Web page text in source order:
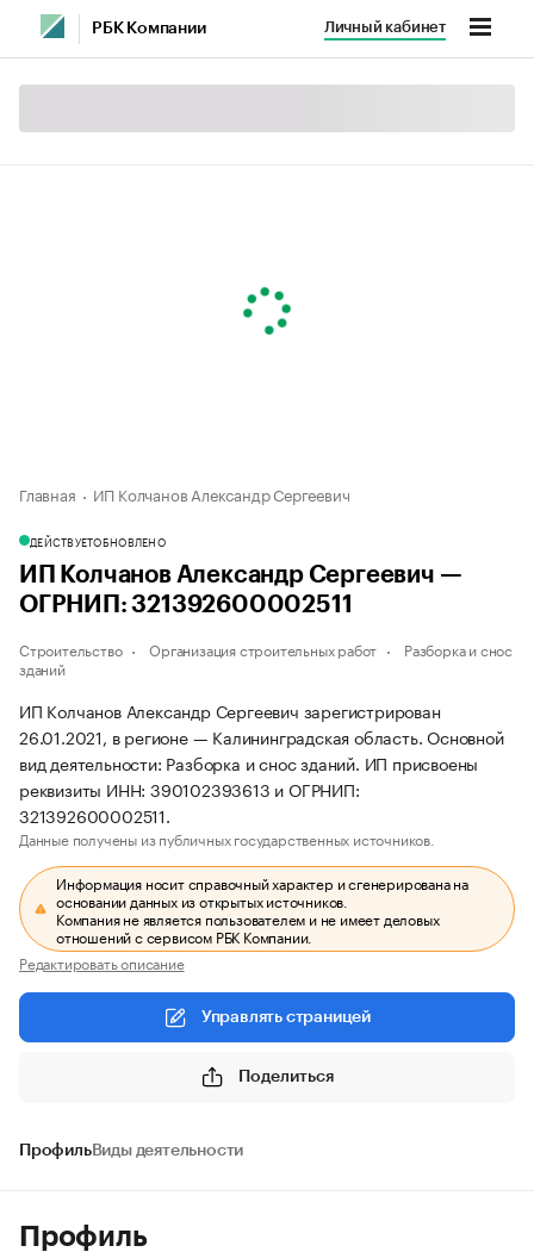
РБК Компании Личный кабинет
Главная ИП Колчанов Александр Сергеевич
ДЕЙСТВУЕТОБНОВЛЕНО
ИП Колчанов Александр Сергеевич —
ОГРНИП: 321392600002511
Строительство Организация строительных работ
Разборка и снос
зданий
ИП Колчанов Александр Сергеевич зарегистрирован
26.01.2021, в регионе — Калининградская область. Основной
вид деятельности: Разборка и снос зданий. ИП присвоены
реквизиты ИНН: 390102393613 и ОГРНИП:
321392600002511.
Данные получены из публичных государственных источников.
Информация носит справочный характер и сгенерирована на
основании данных из открытых источников.
Компания не является пользователем и не имеет деловых
отношений с сервисом РБК Компании.
Редактировать описание
Управлять страницей
Поделиться
ПрофильВиды деятельности
Профиль